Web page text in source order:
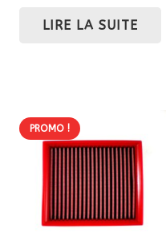
était :
LIRE LA SUITE
PROMO !